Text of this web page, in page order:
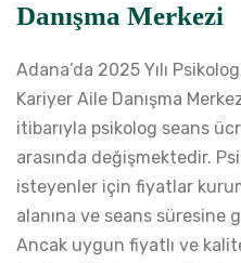
Danışma Merkezi
Adana’da 2025 Yılı
Kariyer Aile Danışma
itibarıyla psikolog seans
arasında değişmektedir.
isteyenler için fiyatlar
alanına ve seans süresine
Ancak uygun fiyatlı ve